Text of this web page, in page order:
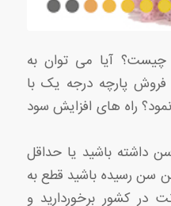
چیست؟ آیا می توان به
فروش پارچه درجه یک با
راه های افزایش سود
حداقل 15 سال سن داشته باشید یا حداقل
سن رسیده باشید قطع به
در کشور برخوردارید و